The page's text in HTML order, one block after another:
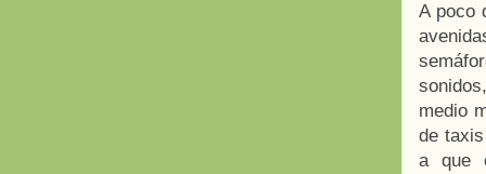
A poco
medio
de
a que